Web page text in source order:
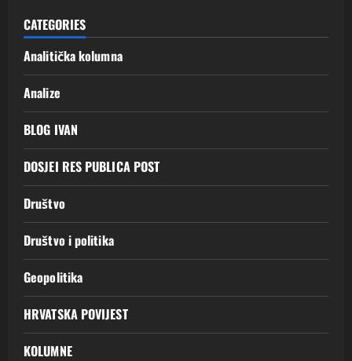
CATEGORIES
Analitička kolumna
Analize
BLOG IVAN
DOSJEI RES PUBLICA POST
Društvo
Društvo i politika
Geopolitika
HRVATSKA POVIJEST
KOLUMNE